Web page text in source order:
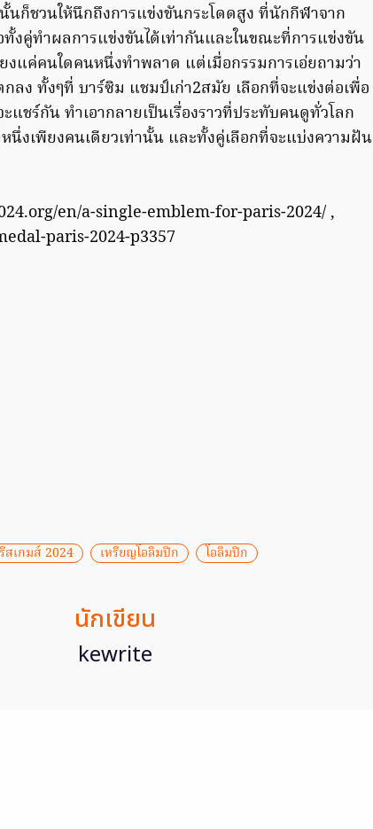
ก็ชวนให้นึกถึงการแข่งขันกระโดดสูง ที่นักกีฬาจาก
งคู่ทำผลการแข่งขันได้เท่ากันและในขณะที่การแข่งขัน
งแค่คนใดคนหนึ่งทำพลาด แต่เมื่อกรรมการเอ่ยถามว่า
ง ทั้งๆที่ บาร์ซิม แชมป์เก่า2สมัย เลือกที่จะแข่งต่อเพื่อ
แชร์กัน ทำเอากลายเป็นเรื่องราวที่ประทับคนดูทั่วโลก
นึ่งเพียงคนเดียวเท่านั้น และทั้งคู่เลือกที่จะแบ่งความฝัน
en/a-single-emblem-for-paris-2024/ ,
paris-2024-p3357
สเกมส์ 2024 เหรียญโอลิมปิก โอลิมปิก
นักเขียน
kewrite